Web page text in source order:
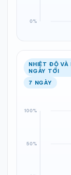
NHIỆT ĐỘ VÀ
NGÀY TỚI
7 NGÀY